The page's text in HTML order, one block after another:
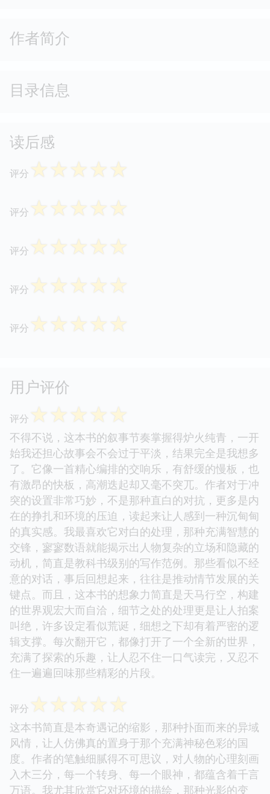
作者简介
目录信息
读后感
评分 ☆☆☆☆☆
评分 ☆☆☆☆☆
评分 ☆☆☆☆☆
评分 ☆☆☆☆☆
评分 ☆☆☆☆☆
用户评价
评分 ☆☆☆☆☆
不得不说，这本书的叙事节奏掌握得炉火纯青，一开
始我还担心故事会不会过于平淡，结果完全是我想多
了。它像一首精心编排的交响乐，有舒缓的慢板，也
有激昂的快板，高潮迭起却又毫不突兀。作者对于冲
突的设置非常巧妙，不是那种直白的对抗，更多是内
在的挣扎和环境的压迫，读起来让人感到一种沉甸甸
的真实感。我最喜欢它对白的处理，那种充满智慧的
交锋，寥寥数语就能揭示出人物复杂的立场和隐藏的
动机，简直是教科书级别的写作范例。那些看似不经
意的对话，事后回想起来，往往是推动情节发展的关
键点。而且，这本书的想象力简直是天马行空，构建
的世界观宏大而自洽，细节之处的处理更是让人拍案
叫绝，许多设定看似荒诞，细想之下却有着严密的逻
辑支撑。每次翻开它，都像打开了一个全新的世界，
充满了探索的乐趣，让人忍不住一口气读完，又忍不
住一遍遍回味那些精彩的片段。
评分 ☆☆☆☆☆
这本书简直是本奇遇记的缩影，那种扑面而来的异域
风情，让人仿佛真的置身于那个充满神秘色彩的国
度。作者的笔触细腻得不可思议，对人物的心理刻画
入木三分，每一个转身、每一个眼神，都蕴含着千言
万语。我尤其欣赏它对环境的描绘，那种光影的变